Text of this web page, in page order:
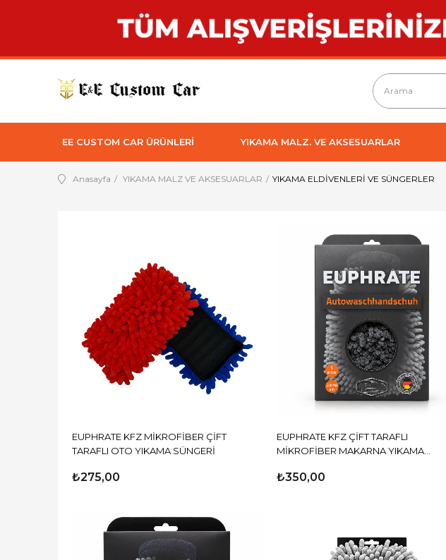
EE CUSTOM CAR ÜRÜNLERİ YIKAMA MALZ. VE AKSESUARLAR
Anasayfa YIKAMA MALZ VE AKSESUARLAR YIKAMA ELDİVENLERİ VE SÜNGERLER
EUPHRATE KFZ MİKROFİBER ÇİFT
TARAFLI OTO YIKAMA SÜNGERİ
₺275,00
EUPHRATE KFZ ÇİFT TARAFLI
MİKROFİBER MAKARNA YIKAMA
₺350,00